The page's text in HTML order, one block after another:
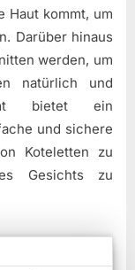
Haut kommt, um
Darüber hinaus
werden, um
natürlich und
bietet ein
und sichere
Koteletten zu
Gesichts zu